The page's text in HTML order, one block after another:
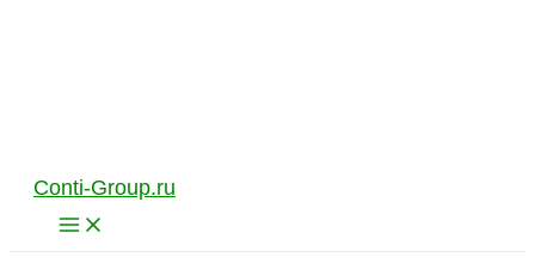
Conti-Group.ru
Main
Menu